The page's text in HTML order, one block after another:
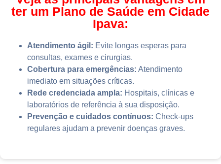
ter um Plano de Saúde em Cidade
Ipava:
Atendimento ágil: Evite longas esperas para
consultas, exames e cirurgias.
Cobertura para emergências: Atendimento
imediato em situações críticas.
Rede credenciada ampla: Hospitais, clínicas e
laboratórios de referência à sua disposição.
Prevenção e cuidados contínuos: Check-ups
regulares ajudam a prevenir doenças graves.